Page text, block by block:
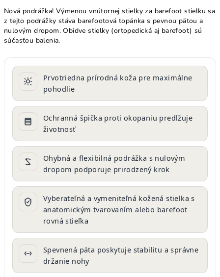
Nová podrážka! Výmenou vnútornej stielky za barefoot stielku sa
z tejto podrážky stáva barefootová topánka s pevnou pätou a
nulovým dropom. Obidve stielky (ortopedická aj barefoot) sú
súčasťou balenia.
Prvotriedna prírodná koža pre maximálne
pohodlie
Ochranná špička proti okopaniu predlžuje
životnosť
Ohybná a flexibilná podrážka s nulovým
dropom podporuje prirodzený krok
Vyberateľná a vymeniteľná kožená stielka s
anatomickým tvarovaním alebo barefoot
rovná stieľka
Spevnená päta poskytuje stabilitu a správne
držanie nohy